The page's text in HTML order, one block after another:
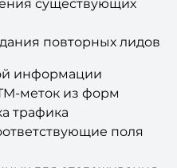
дубликатов
существующих
повторных лидов
информации
меток из форм
трафика
поля